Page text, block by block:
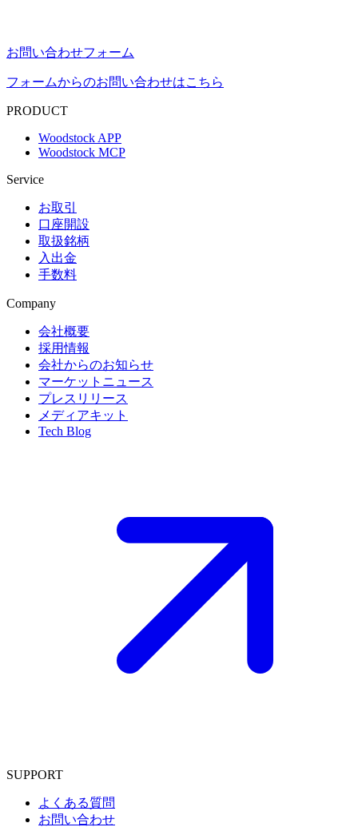
お問い合わせフォーム
フォームからのお問い合わせはこちら
PRODUCT
Woodstock APP
Woodstock MCP
Service
お取引
口座開設
取扱銘柄
入出金
手数料
Company
会社概要
採用情報
会社からのお知らせ
マーケットニュース
プレスリリース
メディアキット
Tech Blog
SUPPORT
よくある質問
お問い合わせ